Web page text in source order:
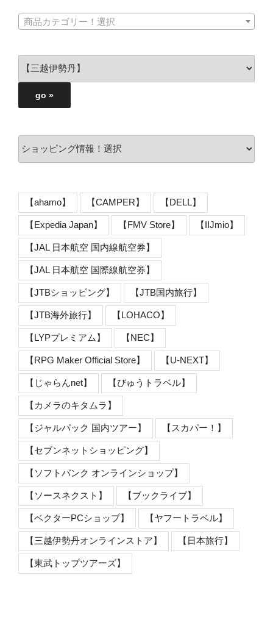
商品カテゴリー！選択
【ahamo】 【CAMPER】 【DELL】
【Expedia Japan】 【FMV Store】 【IIJmio】
【JAL 日本航空 国内線航空券】
【JAL 日本航空 国際線航空券】
【JTBショッピング】 【JTB国内旅行】
【JTB海外旅行】 【LOHACO】
【LYPプレミアム】 【NEC】
【RPG Maker Official Store】 【U-NEXT】
【じゃらんnet】 【びゅうトラベル】
【カメラのキタムラ】
【ジャルパック 国内ツアー】 【スカパー！】
【セブンネットショッピング】
【ソフトバンク オンラインショップ】
【ソースネクスト】 【ブックライブ】
【ベクターPCショップ】 【ヤフートラベル】
【三越伊勢丹オンラインストア】 【日本旅行】
【東武トップツアーズ】